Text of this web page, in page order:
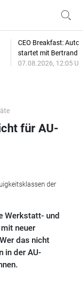
CEO Breakfast:
startet mit Bertrand
07.08.2026, 12:05
für AU-
der
Werkstatt- und
neuer
das nicht
in der AU-